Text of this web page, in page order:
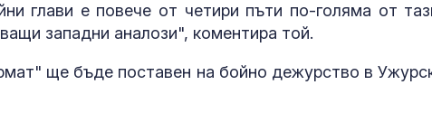
глави е повече от четири пъти по-голяма от
западни аналози", коментира той.
ще бъде поставен на бойно дежурство в